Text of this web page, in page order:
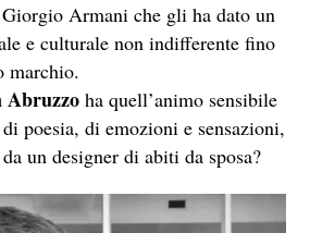
Armani che gli ha dato un
e culturale non indifferente fino
marchio.
Abruzzo ha quell’animo sensibile
poesia, di emozioni e sensazioni,
un designer di abiti da sposa?